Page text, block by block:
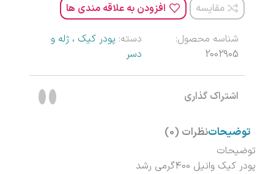
مقایسه افزودن به علاقه مندی ها
شناسه محصول:
2002905
دسته: پودر کیک ، ژله و
دسر
اشتراک گذاری
توضیحاتنظرات (0)
توضیحات
پودر کیک وانیل 400گرمی رشد